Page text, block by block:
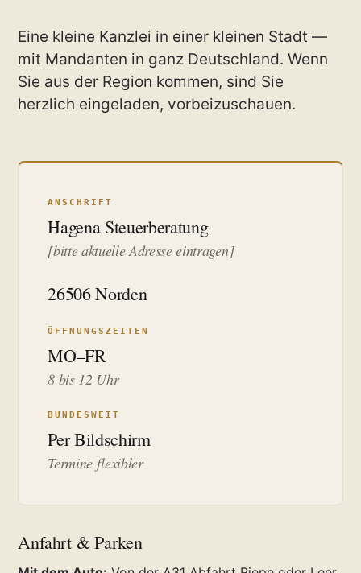
Eine kleine Kanzlei in einer kleinen Stadt —
mit Mandanten in ganz Deutschland. Wenn
Sie aus der Region kommen, sind Sie
herzlich eingeladen, vorbeizuschauen.
ANSCHRIFT
Hagena Steuerberatung
[bitte aktuelle Adresse eintragen]
26506 Norden
ÖFFNUNGSZEITEN
MO–FR
8 bis 12 Uhr
BUNDESWEIT
Per Bildschirm
Termine flexibler
Anfahrt & Parken